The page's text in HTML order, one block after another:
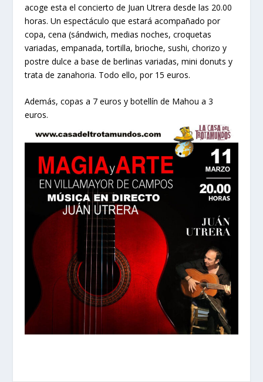
acoge esta el concierto de Juan Utrera desde las 20.00
horas. Un espectáculo que estará acompañado por
copa, cena (sándwich, medias noches, croquetas
variadas, empanada, tortilla, brioche, sushi, chorizo y
postre dulce a base de berlinas variadas, mini donuts y
trata de zanahoria. Todo ello, por 15 euros.
Además, copas a 7 euros y botellín de Mahou a 3
euros.